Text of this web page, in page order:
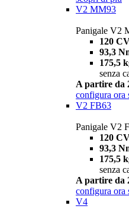
V2 MM93
Panigale V2
120
93,3
175,5
senza
A partire da
configura ora
V2 FB63
Panigale V2
120
93,3
175,5
senza
A partire da
configura ora
V4